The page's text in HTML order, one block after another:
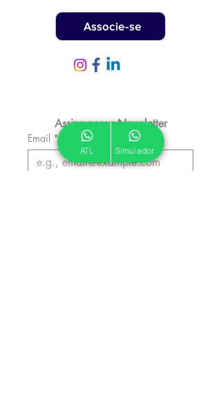
Associe-se
Assine nossa Newsletter
Email *
ATL Simulador